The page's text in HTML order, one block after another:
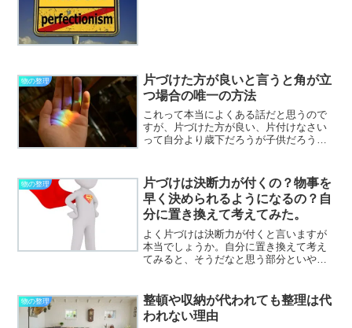
物の整理
片づけた方が良いと言うと角が立
つ場合の唯一の方法
これって本当によくある話だと思うので
すが、片づけた方が良い、片付けなさい
って自分より歳下だろうが子供だろうが
う、どんなことがあっても言えな
い・・・ともう諦めるしかなかっ...
物の整理
片づけは決断力が付くの？物事を
早く決められるようになるの？自
分に置き換えて考えてみた。
よく片づけは決断力が付くと言いますが
本当でしょうか。自分に置き換えて考え
てみると、そうだなと思う部分といや、
つまでも決められないと辛いいつまでも
どうしたらいいのだろう。...
物の整理
整頓や収納が代われても整理は代
われない理由